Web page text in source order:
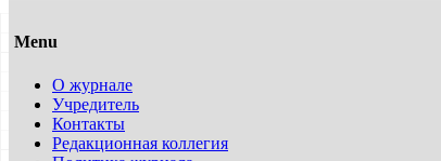
Menu
О журнале
Учредитель
Контакты
Редакционная коллегия